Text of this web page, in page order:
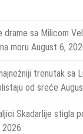
drame sa Milicom
moru August 6,
trenutak sa
od sreće
Skadarlije stigla
2026